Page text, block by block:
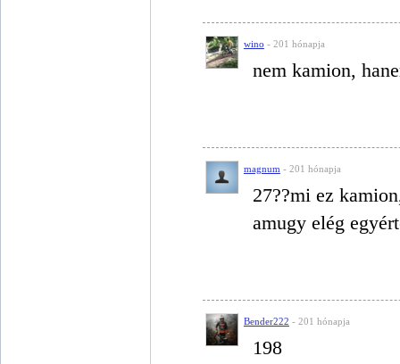
wino - 201 hónapja
nem kamion,
magnum - 201 hónapja
27??mi ez
amugy elég
Bender222 - 201 hónapja
198